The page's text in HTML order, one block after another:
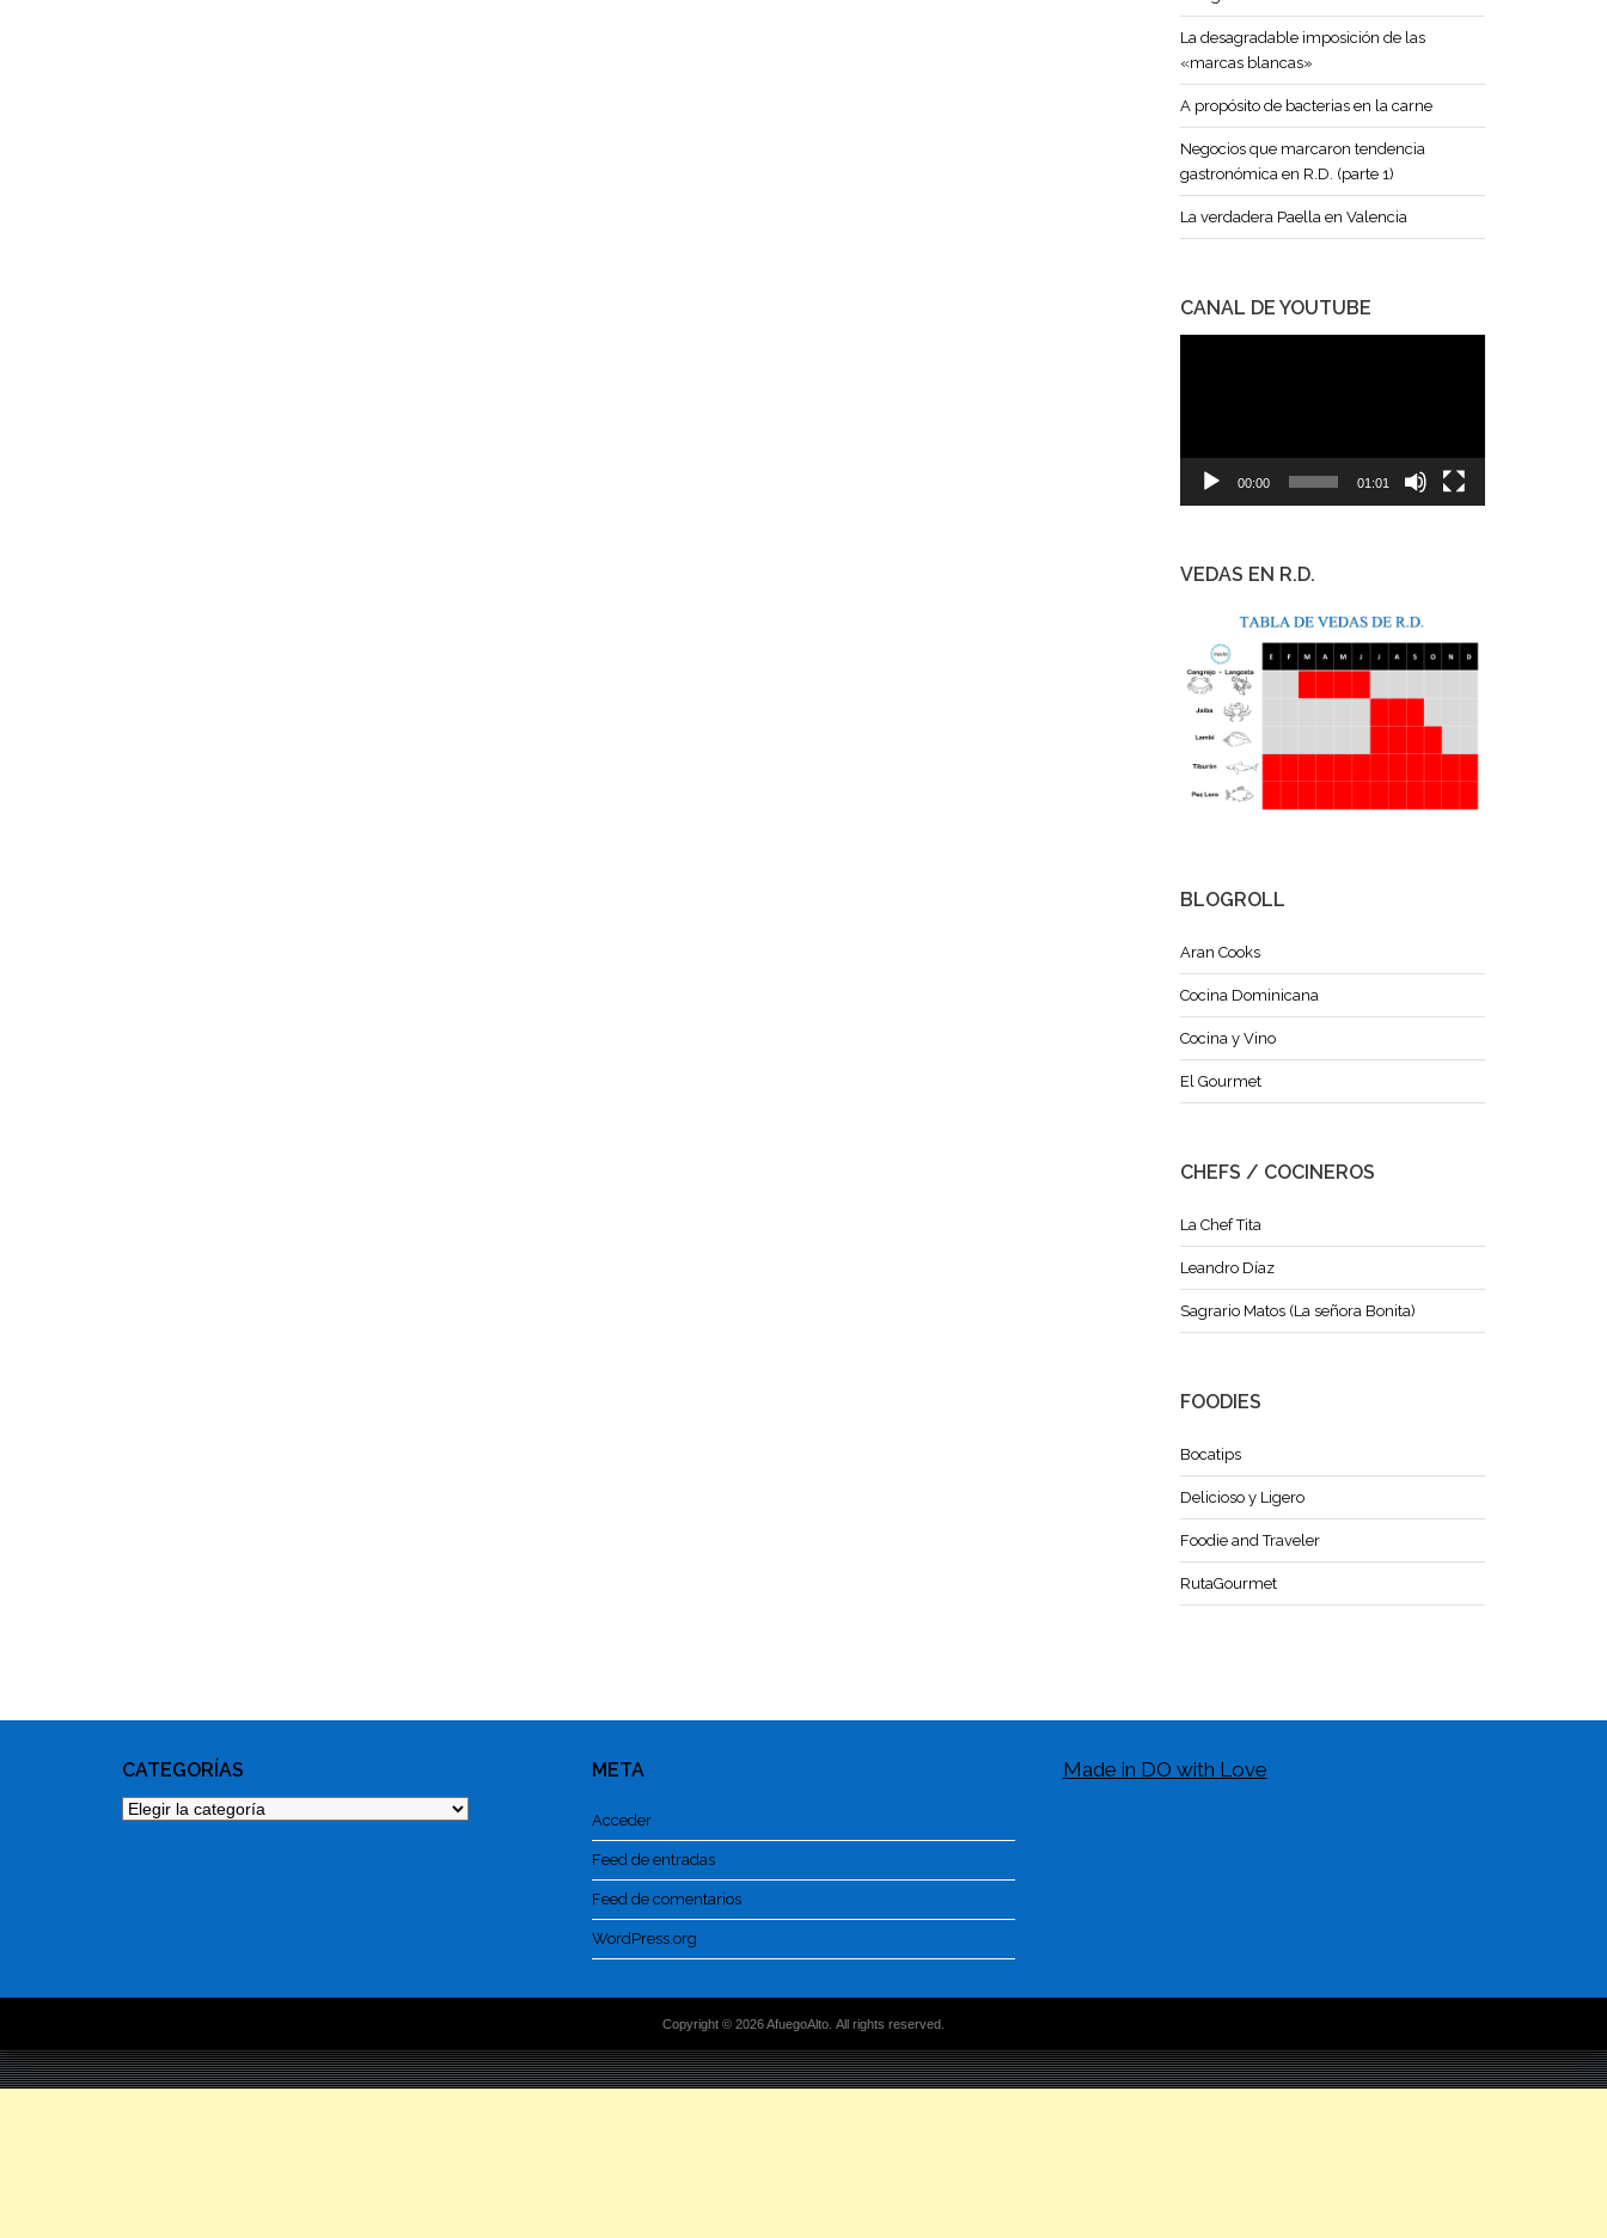
La desagradable imposición de las
«marcas blancas»
A propósito de bacterias en la carne
Negocios que marcaron tendencia
gastronómica en R.D. (parte 1)
La verdadera Paella en Valencia
CANAL DE YOUTUBE
00:00 01:01
VEDAS EN R.D.
BLOGROLL
Aran Cooks
Cocina Dominicana
Cocina y Vino
El Gourmet
CHEFS / COCINEROS
La Chef Tita
Leandro Díaz
Sagrario Matos (La señora Bonita)
FOODIES
Bocatips
Delicioso y Ligero
Foodie and Traveler
RutaGourmet
CATEGORÍAS
Categorías
META
Acceder
Feed de entradas
Feed de comentarios
WordPress.org
Made in DO with Love
Copyright © 2026 AfuegoAlto. All rights reserved.